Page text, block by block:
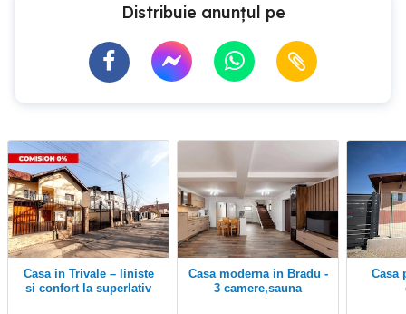
Distribuie anunțul pe
Casa in Trivale – liniste
si confort la superlativ
Casa moderna in Bradu -
3 camere,sauna
Casa parter cu teren